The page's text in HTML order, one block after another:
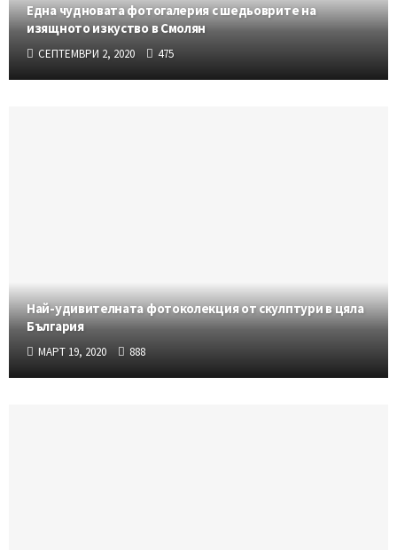
Една чудновата фотогалерия с шедьоврите на
изящното изкуство в Смолян
СЕПТЕМВРИ 2, 2020 475
Най-удивителната фотоколекция от скулптури в цяла
България
МАРТ 19, 2020 888